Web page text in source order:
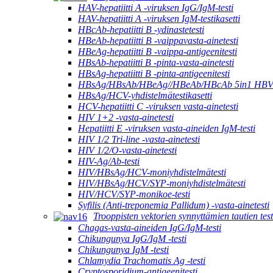
HAV-hepatiitti A -viruksen IgG/IgM-testi
HAV-hepatiitti A -viruksen IgM-testikasetti
HBcAb-hepatiitti B -ydinastetesti
HBeAb-hepatiitti B -vaippavasta-ainetesti
HBeAg-hepatiitti B -vaippa-antigeenitesti
HBsAb-hepatiitti B -pinta-vasta-ainetesti
HBsAg-hepatiitti B -pinta-antigeenitesti
HBsAg/HBsAb/HBeAg//HBeAb/HBcAb 5in1
HBsAg/HCV-yhdistelmätestikasetti
HCV-hepatiitti C -viruksen vasta-ainetesti
HIV 1+2 -vasta-ainetesti
Hepatiitti E -viruksen vasta-aineiden IgM-testi
HIV 1/2 Tri-line -vasta-ainetesti
HIV 1/2/O-vasta-ainetesti
HIV-Ag/Ab-testi
HIV/HBsAg/HCV-moniyhdistelmätesti
HIV/HBsAg/HCV/SYP-moniyhdistelmätesti
HIV/HCV/SYP-monikoe-testi
Syfilis (Anti-treponemia Pallidum) -vasta-ainetesti
Trooppisten vektorien synnyttämien tautien
Chagas-vasta-aineiden IgG/IgM-testi
Chikungunya IgG/IgM -testi
Chikungunya IgM -testi
Chlamydia Trachomatis Ag -testi